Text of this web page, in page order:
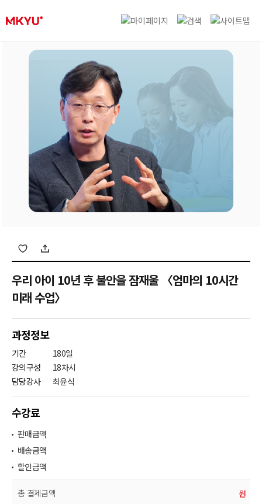
우리 아이 10년 후 불안을 잠재울 〈엄마의 10시간
미래 수업〉
과정정보
기간
180일
강의구성
18차시
담당강사
최윤식
수강료
판매금액
배송금액
할인금액
총 결제금액 원